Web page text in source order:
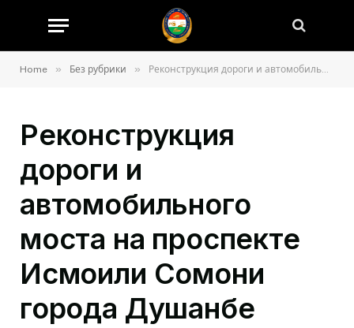
Home » Без рубрики » Реконструкция дороги и автомобильного моста на проспекте Исмоили Сомони города Душанбе
Реконструкция
дороги и
автомобильного
моста на проспекте
Исмоили Сомони
города Душанбе